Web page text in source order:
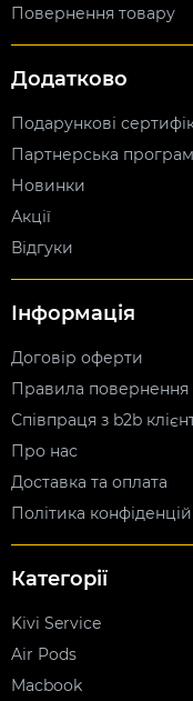
Повернення товару
Додатково
Подарункові
Партнерська
Новинки
Акції
Відгуки
Інформація
Договір оферти
Правила повернення
Співпраця з b2b
Про нас
Доставка та оплата
Політика
Категорії
Kivi Service
Air Pods
Macbook